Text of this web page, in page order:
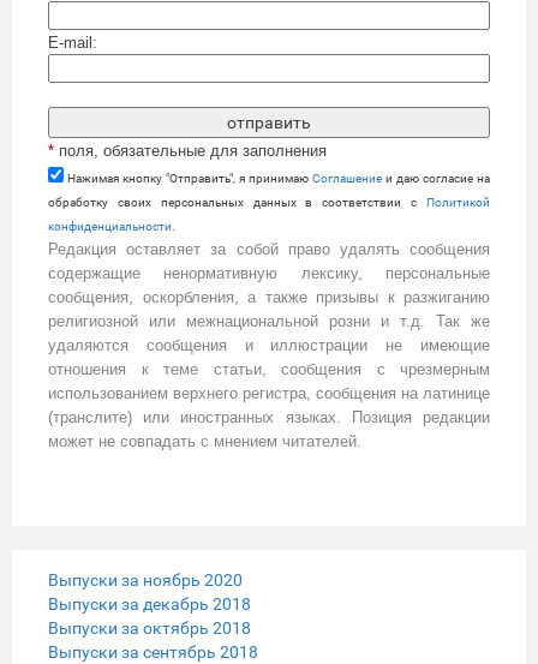
E-mail:
* поля, обязательные для заполнения
Нажимая кнопку "Отправить", я принимаю Cоглашение и даю согласие на
обработку своих персональных данных в соответствии с Политикой
конфиденциальности
Редакция оставляет за собой право удалять сообщения
содержащие ненормативную лексику, персональные
сообщения, оскорбления, а также призывы к разжиганию
религиозной или межнациональной розни и т.д. Так же
удаляются сообщения и иллюстрации не имеющие
отношения к теме статьи, сообщения с чрезмерным
использованием верхнего регистра, сообщения на латинице
(транслите) или иностранных языках. Позиция редакции
может не совпадать с мнением читателей.
Выпуски за ноябрь 2020
Выпуски за декабрь 2018
Выпуски за октябрь 2018
Выпуски за сентябрь 2018